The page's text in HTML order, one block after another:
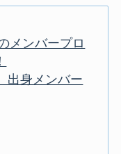
メンバープロ
出身メンバー